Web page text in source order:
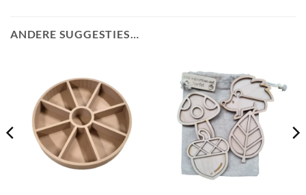
ANDERE SUGGESTIES…